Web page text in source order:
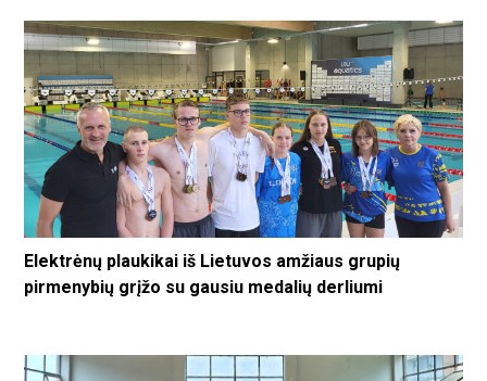
Elektrėnų plaukikai iš Lietuvos amžiaus grupių
pirmenybių grįžo su gausiu medalių derliumi